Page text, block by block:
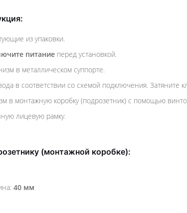
из упаковки.
питание перед установкой.
в металлическом суппорте.
в соответствии со схемой подключения. Затяните
в монтажную коробку (подрозетник) с помощью
лицевую рамку.
(монтажной коробке):
40 мм